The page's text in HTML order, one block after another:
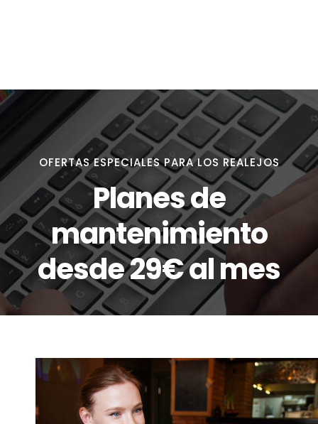
OFERTAS ESPECIALES PARA LOS REALEJOS
Planes de
mantenimiento
desde 29€ al mes